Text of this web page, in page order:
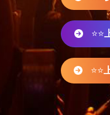
⭐⭐
⭐⭐